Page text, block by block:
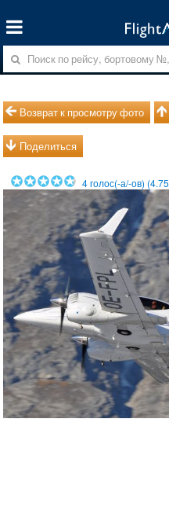
Возврат к просмотру фото
Поделиться
4голос(-а/-ов) (4.75